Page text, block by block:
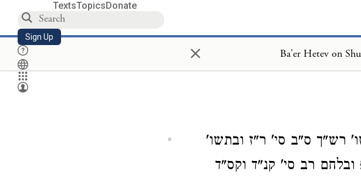
TextsTopicsDonate
Sign Up × Ba'er Hetev on
רש"ך ס"ב סי' ר"ז ובתשו'
רב סי' קנ"ד וקס"ד